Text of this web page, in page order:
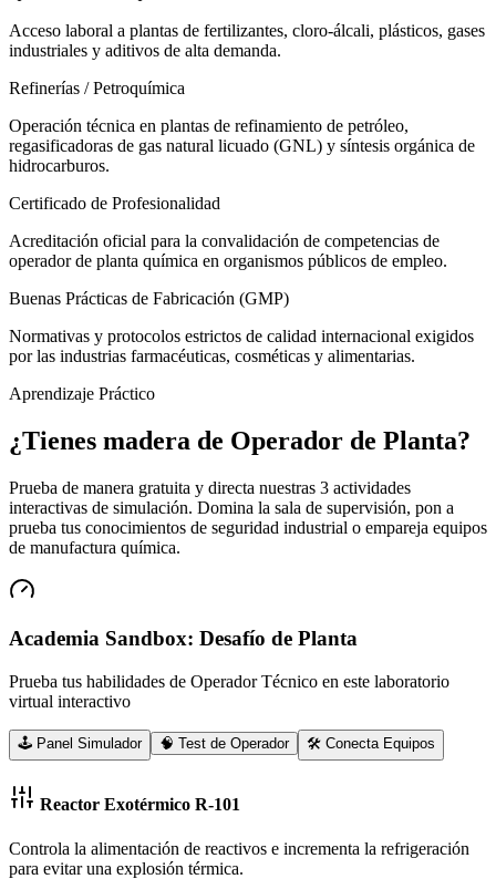
Acceso laboral a plantas de fertilizantes, cloro-álcali, plásticos, gases
industriales y aditivos de alta demanda.
Refinerías / Petroquímica
Operación técnica en plantas de refinamiento de petróleo,
regasificadoras de gas natural licuado (GNL) y síntesis orgánica de
hidrocarburos.
Certificado de Profesionalidad
Acreditación oficial para la convalidación de competencias de
operador de planta química en organismos públicos de empleo.
Buenas Prácticas de Fabricación (GMP)
Normativas y protocolos estrictos de calidad internacional exigidos
por las industrias farmacéuticas, cosméticas y alimentarias.
Aprendizaje Práctico
¿Tienes madera de Operador de Planta?
Prueba de manera gratuita y directa nuestras 3 actividades
interactivas de simulación. Domina la sala de supervisión, pon a
prueba tus conocimientos de seguridad industrial o empareja equipos
de manufactura química.
Academia Sandbox: Desafío de Planta
Prueba tus habilidades de Operador Técnico en este laboratorio
virtual interactivo
🕹️ Panel Simulador 🧠 Test de Operador 🛠️ Conecta Equipos
Reactor Exotérmico R-101
Controla la alimentación de reactivos e incrementa la refrigeración
para evitar una explosión térmica.